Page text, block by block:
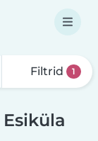
Filtrid 1